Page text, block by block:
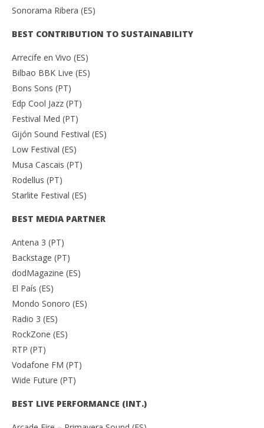
Sonorama Ribera (ES)
BEST CONTRIBUTION TO SUSTAINABILITY
Arrecife en Vivo (ES)
Bilbao BBK Live (ES)
Bons Sons (PT)
Edp Cool Jazz (PT)
Festival Med (PT)
Gijón Sound Festival (ES)
Low Festival (ES)
Musa Cascais (PT)
Rodellus (PT)
Starlite Festival (ES)
BEST MEDIA PARTNER
Antena 3 (PT)
Backstage (PT)
dodMagazine (ES)
El País (ES)
Mondo Sonoro (ES)
Radio 3 (ES)
RockZone (ES)
RTP (PT)
Vodafone FM (PT)
Wide Future (PT)
BEST LIVE PERFORMANCE (INT.)